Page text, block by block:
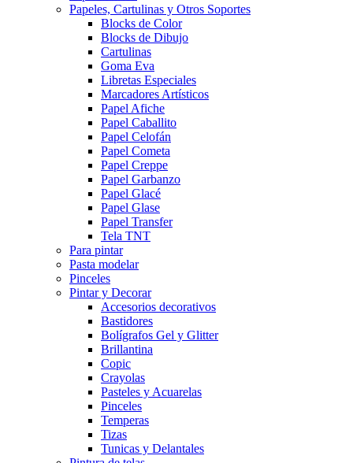
Papeles, Cartulinas y Otros Soportes
Blocks de Color
Blocks de Dibujo
Cartulinas
Goma Eva
Libretas Especiales
Marcadores Artísticos
Papel Afiche
Papel Caballito
Papel Celofán
Papel Cometa
Papel Creppe
Papel Garbanzo
Papel Glacé
Papel Glase
Papel Transfer
Tela TNT
Para pintar
Pasta modelar
Pinceles
Pintar y Decorar
Accesorios decorativos
Bastidores
Bolígrafos Gel y Glitter
Brillantina
Copic
Crayolas
Pasteles y Acuarelas
Pinceles
Temperas
Tizas
Tunicas y Delantales